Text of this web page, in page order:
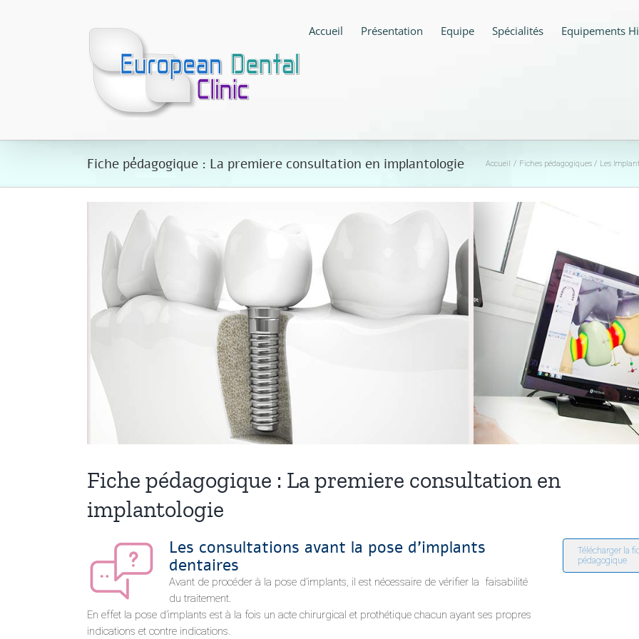
Accueil Présentation Equipe Spécialités Equipements
Fiche pédagogique : La premiere consultation en implantologie Accueil Fiches pédagogiques Les
agrandie
Fiche pédagogique : La premiere consultation en
implantologie
Les consultations avant la pose d’implants
dentaires
Avant de procéder à la pose d’implants, il est nécessaire de vérifier la faisabilité
du traitement.
En effet la pose d’implants est à la fois un acte chirurgical et prothétique chacun ayant ses propres
indications et contre indications.
Télécharger la
pédagogique